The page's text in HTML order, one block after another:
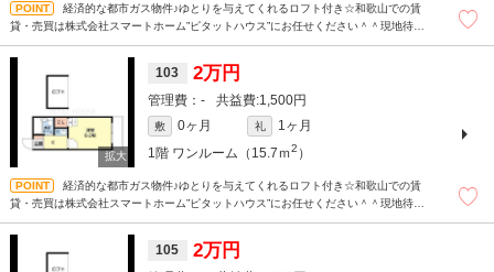
経済的な都市ガス物件♪ゆとりを与えてくれるロフト付き☆和歌山での賃
貸・売買は株式会社スマートホーム”ピタットハウス”にお任せください＾＾現地待ち
103 2万円
- 1,500円
敷 0ヶ月 礼
1ヶ月
1階 ワンルーム（15.7ｍ2 ）
経済的な都市ガス物件♪ゆとりを与えてくれるロフト付き☆和歌山での賃
貸・売買は株式会社スマートホーム”ピタットハウス”にお任せください＾＾現地待ち
105 2万円